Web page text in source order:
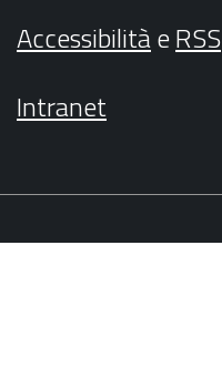
AccessibilitàeRSS
Intranet